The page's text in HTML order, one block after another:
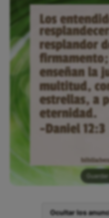
Ocultar los